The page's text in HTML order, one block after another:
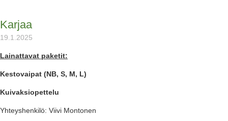
Karjaa
19.1.2025
Lainattavat paketit:
Kestovaipat (NB, S, M, L)
Kuivaksiopettelu
Yhteyshenkilö: Viivi Montonen